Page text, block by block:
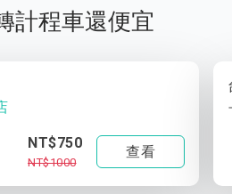
計程車還便宜
NT$750
NT$1000
查看